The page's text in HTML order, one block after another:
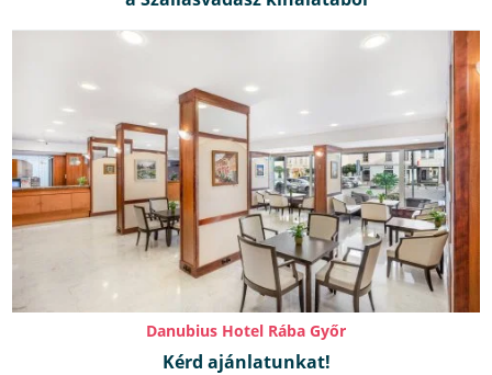
Danubius Hotel Rába Győr
Kérd ajánlatunkat!